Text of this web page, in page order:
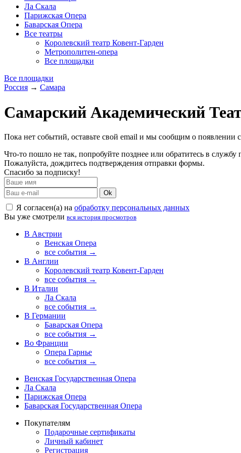
Ла Скала
Парижская Опера
Баварская Опера
Все театры
Королевский театр Ковент-Гарден
Метрополитен-опера
Все площадки
Все площадки
Россия → Самара
Самарский Академический
Пока нет событий, оставьте свой email и мы сообщим о появлении
Что-то пошло не так, попробуйте позднее или обратитесь в службу
Пожалуйста, дождитесь подтверждения отправки формы.
Спасибо за подписку!
Ok
Я согласен(а) на обработку персональных данных
Вы уже смотрели вся история просмотров
В Австрии
Венская Опера
все события →
В Англии
Королевский театр Ковент-Гарден
все события →
В Италии
Ла Скала
все события →
В Германии
Баварская Опера
все события →
Во Франции
Опера Гарнье
все события →
Венская Государственная Опера
Ла Скала
Парижская Опера
Баварская Государственная Опера
Покупателям
Подарочные сертификаты
Личный кабинет
Регистрация